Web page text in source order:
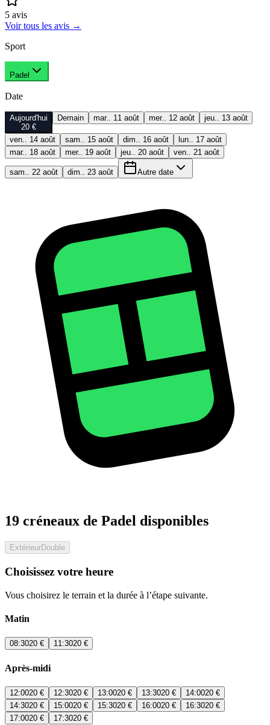
5 avis
Voir tous les avis →
Sport
Padel
Date
Aujourd'hui
20 €
Demain mar.. 11 août mer.. 12 août jeu.. 13 août
ven.. 14 août sam.. 15 août dim.. 16 août
lun.. 17 août
mar.. 18 août
mer.. 19 août jeu.. 20 août ven.. 21 août
sam.. 22 août dim.. 23 août Autre date
19 créneaux de Padel disponibles
ExtérieurDouble
Choisissez votre heure
Vous choisirez le terrain et la durée à l’étape suivante.
Matin
08:3020 € 11:3020 €
Après-midi
12:0020 € 12:3020 € 13:0020 € 13:3020 € 14:0020 €
14:3020 € 15:0020 € 15:3020 € 16:0020 € 16:3020 €
17:0020 € 17:3020 €